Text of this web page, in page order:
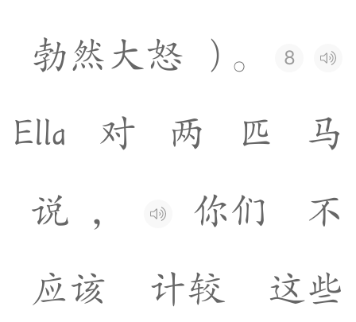
勃然大怒 ) 。 8
Ella 对 两 匹
马
说
， 你们
不
应该 计较 这些